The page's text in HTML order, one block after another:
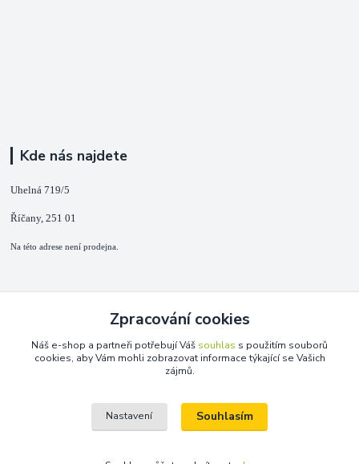
Kde nás najdete
Uhelná 719/5
Říčany, 251 01
Na této adrese není prodejna.
+420 725 889 873
(Po-Ne, 9-18 hod.)
Zpracování cookies
Náš e-shop a partneři potřebují Váš souhlas s použitím souborů
cookies, aby Vám mohli zobrazovat informace týkající se Vašich
zájmů.
Nastavení Souhlasím